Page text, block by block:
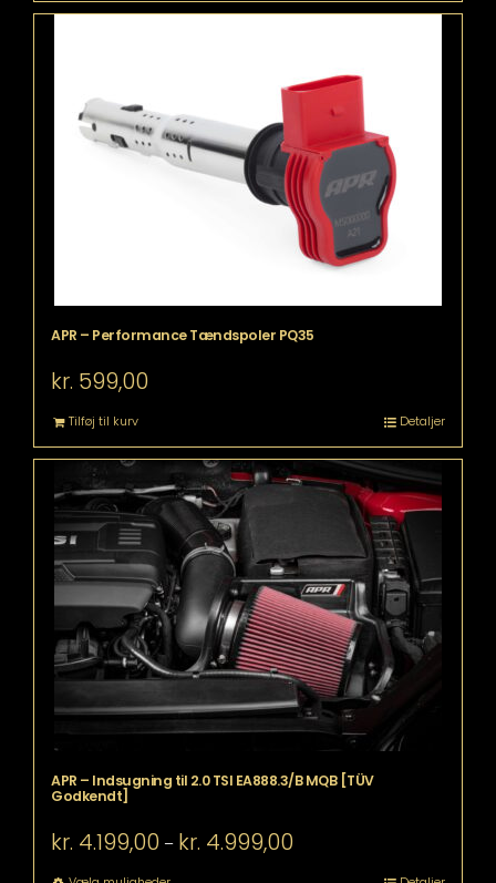
APR – Performance Tændspoler PQ35
kr. 599,00
Tilføj til kurv Detaljer
APR – Indsugning til 2.0 TSI EA888.3/B MQB [TÜV
Godkendt]
kr. 4.199,00 – kr. 4.999,00